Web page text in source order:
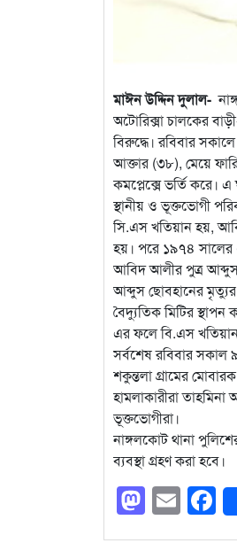
মাঈন উদ্দিন দুলাল-
অটোরিক্সা চালকের
বিরুদ্ধে। রবিবার
আক্তার (৩৮), মেয়ে
কমপ্লেক্সে ভর্তি করে।
স্থানীয় ও ভূক্তভোগী
সি.এস খতিয়ান হয়,
হয়। পরে ১৯৭৪ সালের
আবিদ আলীর পুত্র আব্দুস
আব্দুস ছোবহানের
বৈদ্যুতিক মিটির
এর ফলে বি.এস
সর্বশেষ রবিবার সকাল
শকুন্তলা গ্রামের
হামলাকারীরা তাহমিনা
ভূক্তভোগীরা।
নাঙ্গলকোট থানা
ব্যবস্থা গ্রহণ করা হবে।